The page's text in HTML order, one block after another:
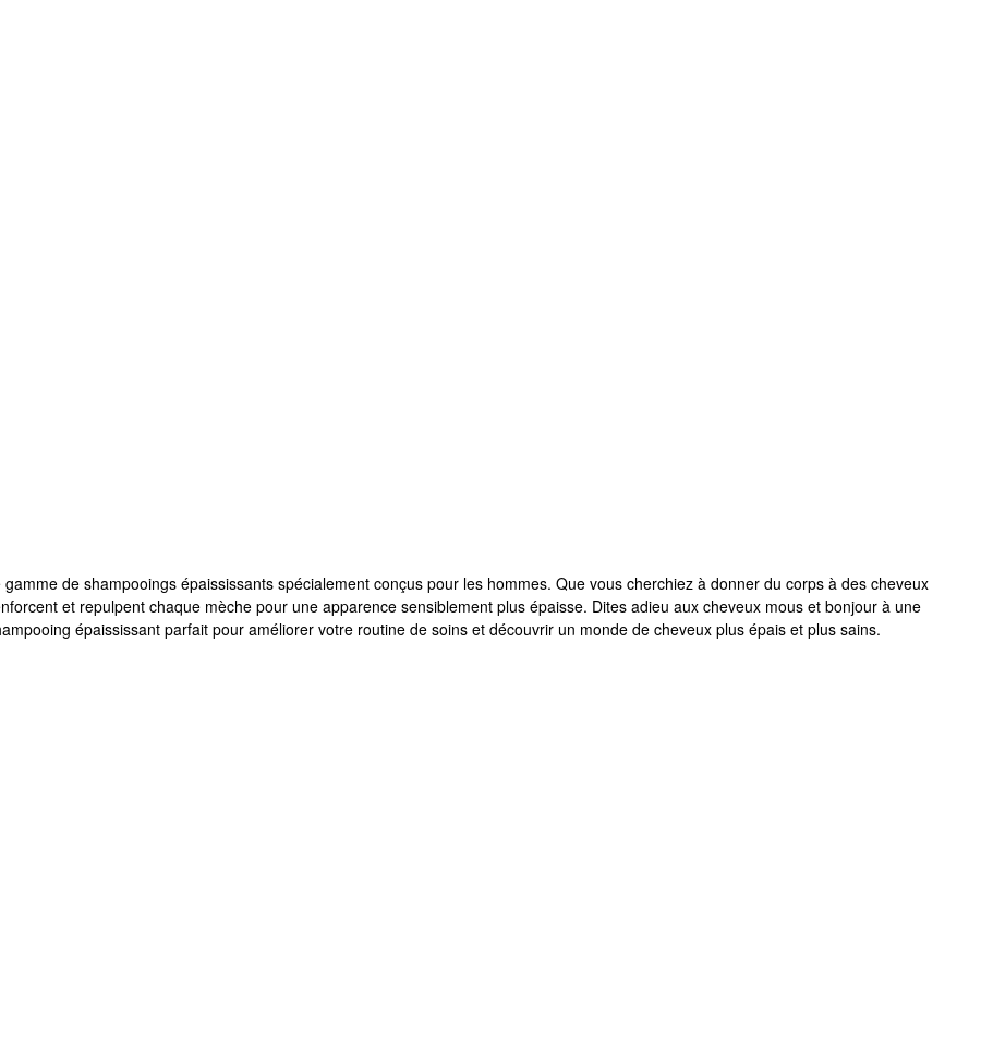
de shampooings épaississants spécialement conçus pour les hommes. Que vous cherchiez à donner du corps à des cheveux
et repulpent chaque mèche pour une apparence sensiblement plus épaisse. Dites adieu aux cheveux mous et bonjour à une
épaississant parfait pour améliorer votre routine de soins et découvrir un monde de cheveux plus épais et plus sains.